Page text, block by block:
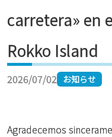
carretera» en
Rokko Island
2026/07/02 お知らせ
Agradecemos